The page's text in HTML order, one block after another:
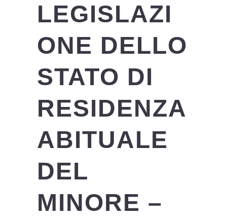
LEGISLAZI
ONE DELLO
STATO DI
RESIDENZA
ABITUALE
DEL
MINORE –